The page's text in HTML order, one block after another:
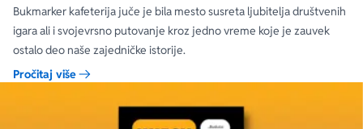
Bukmarker kafeterija juče je bila mesto susreta ljubitelja društvenih
igara ali i svojevrsno putovanje kroz jedno vreme koje je zauvek
ostalo deo naše zajedničke istorije.
Pročitaj više